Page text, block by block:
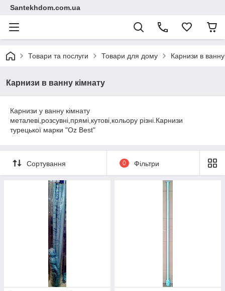
Santekhdom.com.ua
Товари та послуги Товари для дому Карнизи в ванну
Карнизи в ванну кімнату
Карнизи у ванну кімнату
металеві,розсувні,прямі,кутові,кольору різні.Карнизи
турецької марки "Oz Best"
Сортування 0 Фільтри